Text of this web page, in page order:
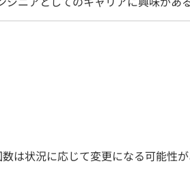
は状況に応じて変更になる可能性が